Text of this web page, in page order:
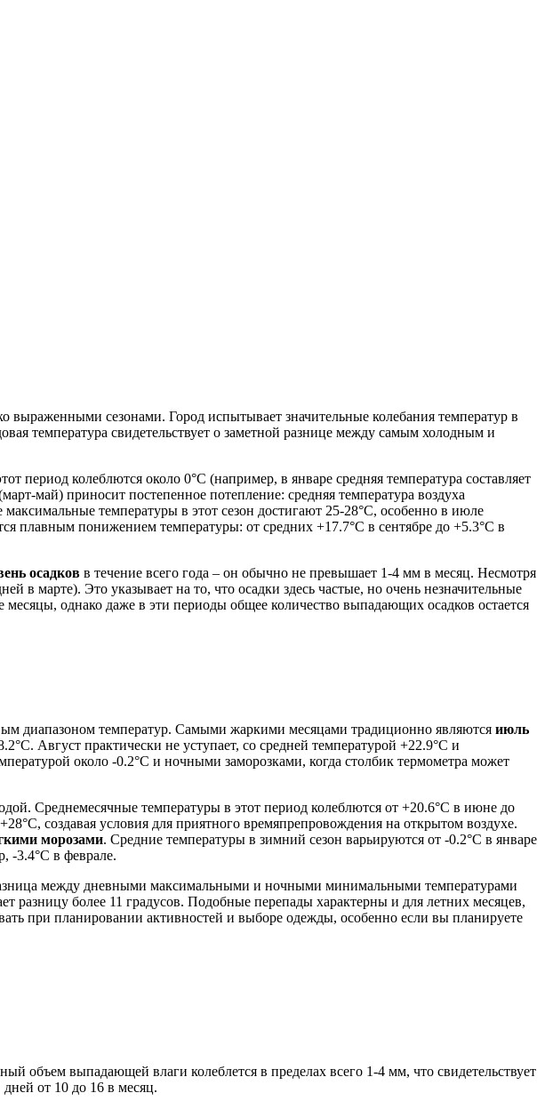
выраженными сезонами. Город испытывает значительные колебания температур в
температура свидетельствует о заметной разнице между самым холодным и
период колеблются около 0°C (например, в январе средняя температура составляет
май) приносит постепенное потепление: средняя температура воздуха
температуры в этот сезон достигают 25-28°C, особенно в июле
плавным понижением температуры: от средних +17.7°C в сентябре до +5.3°C в
осадков в течение всего года – он обычно не превышает 1-4 мм в месяц. Несмотря
в марте). Это указывает на то, что осадки здесь частые, но очень незначительные
однако даже в эти периоды общее количество выпадающих осадков остается
диапазоном температур. Самыми жаркими месяцами традиционно являются июль
Август практически не уступает, со средней температурой +22.9°C и
около -0.2°C и ночными заморозками, когда столбик термометра может
Среднемесячные температуры в этот период колеблются от +20.6°C в июне до
создавая условия для приятного времяпрепровождения на открытом воздухе.
морозами. Средние температуры в зимний сезон варьируются от -0.2°C в январе
-3.4°C в феврале.
между дневными максимальными и ночными минимальными температурами
разницу более 11 градусов. Подобные перепады характерны и для летних месяцев,
при планировании активностей и выборе одежды, особенно если вы планируете
объем выпадающей влаги колеблется в пределах всего 1-4 мм, что свидетельствует
от 10 до 16 в месяц.